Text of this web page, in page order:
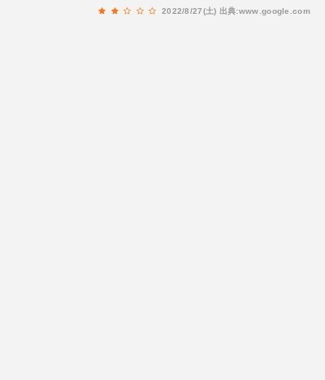
2022/8/27(土) 出典:www.google.com